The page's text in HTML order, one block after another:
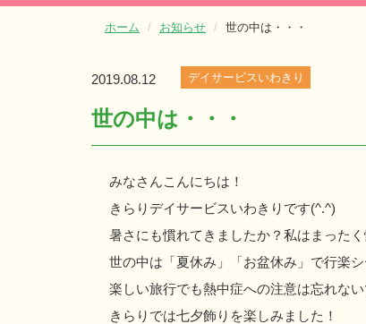
ホーム お知らせ 世の中は・・・
2019.08.12 デイサービスいわきり
世の中は・・・
みなさんこんにちは！
きらりデイサービスいわきりです(^.^)
暑さにも慣れてきましたか？私はまった
世の中は「夏休み」「お盆休み」で行楽シ
楽しい旅行でも熱中症への注意は忘れない
きらりでは七夕飾りを楽しみました！